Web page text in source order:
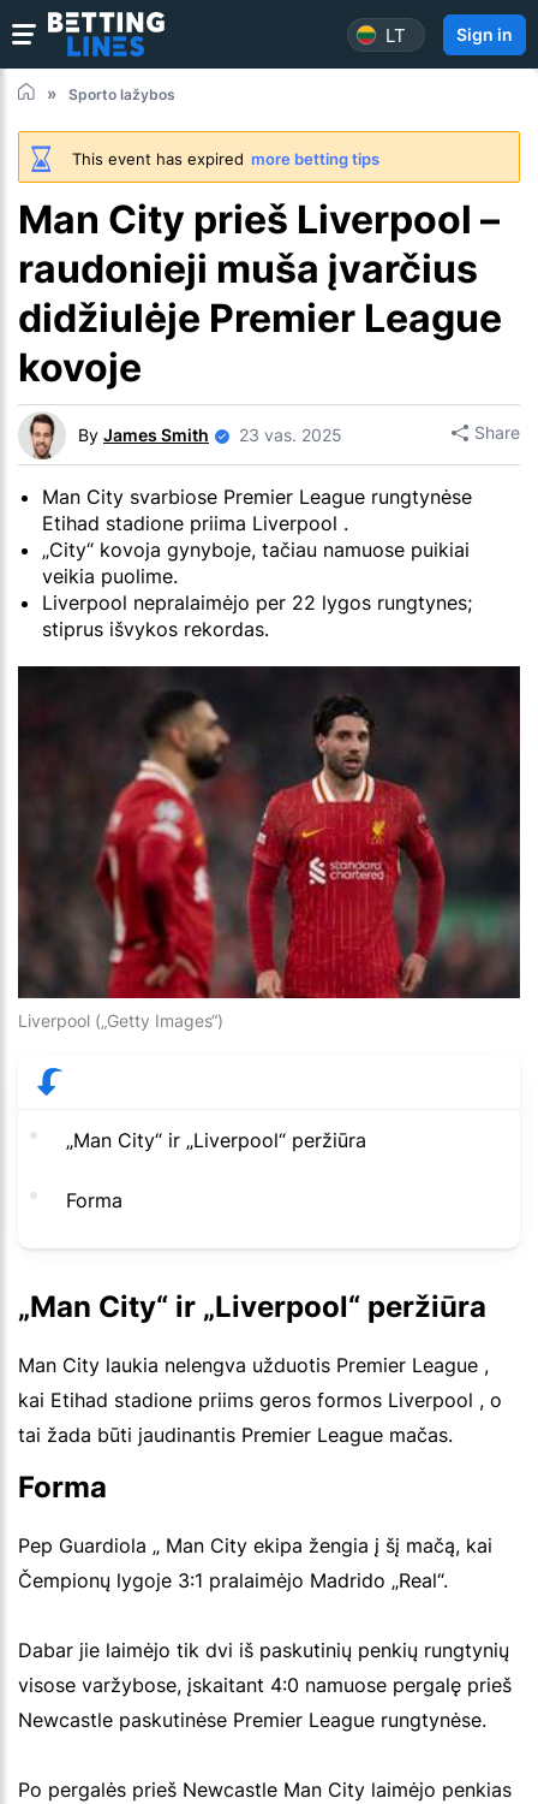
LT Sign in
Sporto lažybos
This event has expired more betting tips
Man City prieš Liverpool –
raudonieji muša įvarčius
didžiulėje Premier League
kovoje
By James Smith 23 vas. 2025 Share
Man City svarbiose Premier League rungtynėse
Etihad stadione priima Liverpool .
„City“ kovoja gynyboje, tačiau namuose puikiai
veikia puolime.
Liverpool nepralaimėjo per 22 lygos rungtynes;
stiprus išvykos rekordas.
Liverpool („Getty Images“)
„Man City“ ir „Liverpool“ peržiūra
Forma
„Man City“ ir „Liverpool“ peržiūra
Man City laukia nelengva užduotis Premier League ,
kai Etihad stadione priims geros formos Liverpool , o
tai žada būti jaudinantis Premier League mačas.
Forma
Pep Guardiola „ Man City ekipa žengia į šį mačą, kai
Čempionų lygoje 3:1 pralaimėjo Madrido „Real“.
Dabar jie laimėjo tik dvi iš paskutinių penkių rungtynių
visose varžybose, įskaitant 4:0 namuose pergalę prieš
Newcastle paskutinėse Premier League rungtynėse.
Po pergalės prieš Newcastle Man City laimėjo penkias